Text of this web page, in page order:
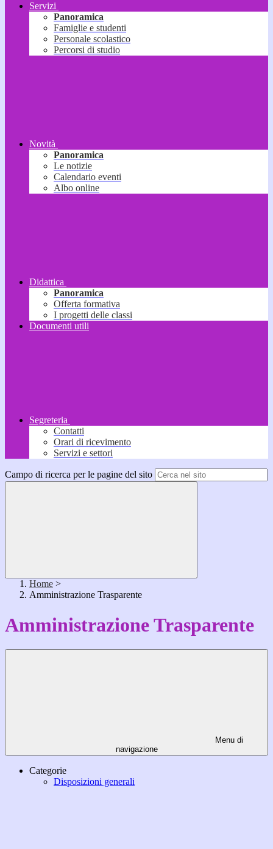
Servizi
Panoramica
Famiglie e studenti
Personale scolastico
Percorsi di studio
Novità
Panoramica
Le notizie
Calendario eventi
Albo online
Didattica
Panoramica
Offerta formativa
I progetti delle classi
Documenti utili
Segreteria
Contatti
Orari di ricevimento
Servizi e settori
Campo di ricerca per le pagine del sito
Home >
Amministrazione Trasparente
Amministrazione Trasparente
Menu di
navigazione
Categorie
Disposizioni generali